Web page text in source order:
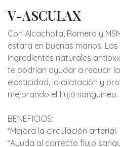
V-ASCULAX
Con Alcachofa, Romero y
estará en buenas manos.
ingredientes naturales
te podrían ayudar a reducir
elasticidad, la dilatación y
mejorando el flujo sanguíneo.
BENEFICIOS:
*Mejora la circulación arterial.
*Ayuda al correcto flujo